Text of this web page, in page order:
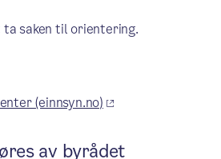
saken til orientering.
(einnsyn.no)
av byrådet